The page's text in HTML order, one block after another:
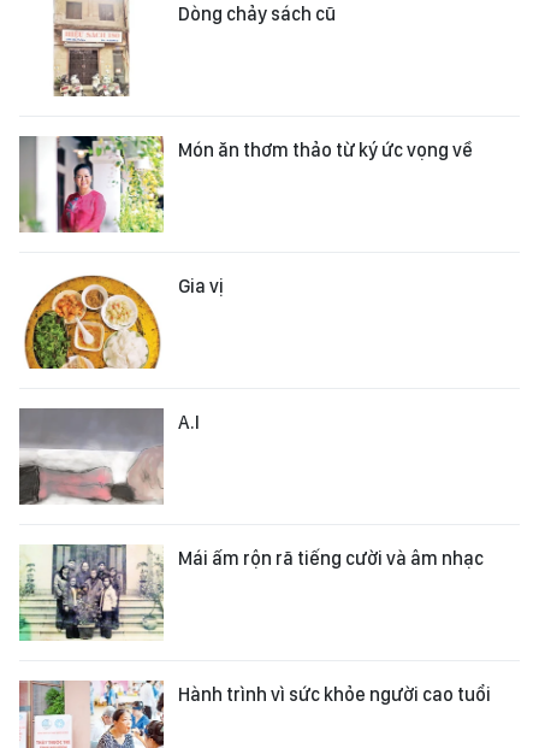
Dòng chảy sách cũ
Món ăn thơm thảo từ ký ức vọng về
Gia vị
A.I
Mái ấm rộn rã tiếng cười và âm nhạc
Hành trình vì sức khỏe người cao tuổi